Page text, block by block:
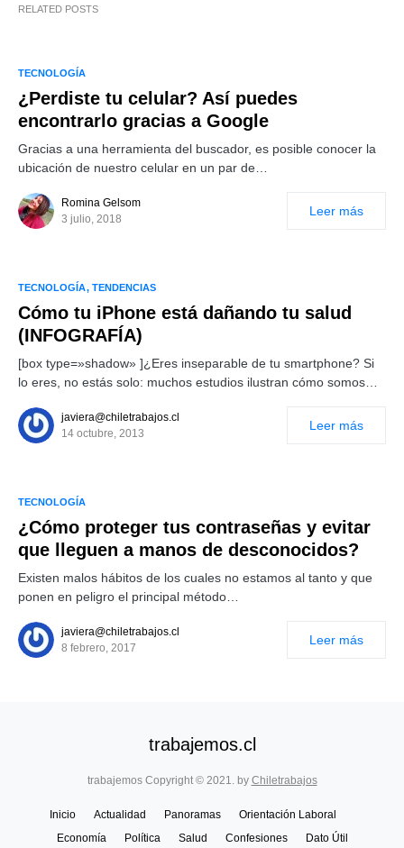
RELATED POSTS
TECNOLOGÍA
¿Perdiste tu celular? Así puedes
encontrarlo gracias a Google
Gracias a una herramienta del buscador, es posible conocer la
ubicación de nuestro celular en un par de…
Romina Gelsom
3 julio, 2018
Leer más
TECNOLOGÍA TENDENCIAS
Cómo tu iPhone está dañando tu salud
(INFOGRAFÍA)
[box type=»shadow» ]¿Eres inseparable de tu smartphone? Si
lo eres, no estás solo: muchos estudios ilustran cómo somos…
javiera@chiletrabajos.cl
14 octubre, 2013
Leer más
TECNOLOGÍA
¿Cómo proteger tus contraseñas y evitar
que lleguen a manos de desconocidos?
Existen malos hábitos de los cuales no estamos al tanto y que
ponen en peligro el principal método…
javiera@chiletrabajos.cl
8 febrero, 2017
Leer más
trabajemos.cl
trabajemos Copyright © 2021. by Chiletrabajos
Inicio Actualidad Panoramas
Orientación Laboral
Economía
Política Salud Confesiones Dato Útil